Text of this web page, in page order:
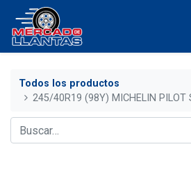
Todos los productos
245/40R19 (98Y) MICHELIN PILOT